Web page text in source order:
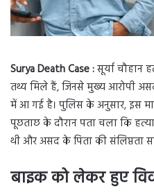
Surya Death Case :सूर्या चौहान
तथ्य मिले हैं, जिनसे मुख्य आरोपी
में आ गई है। पुलिस के अनुसार, इस
पूछताछ के दौरान पता चला कि
थी और असद के पिता की संलिप्तता
बाइक को लेकर हुए